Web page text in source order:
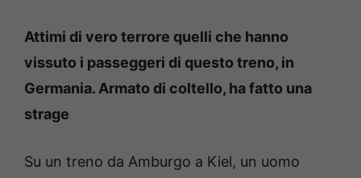
Attimi di vero terrore quelli che hanno
vissuto i passeggeri di questo treno, in
Germania. Armato di coltello, ha fatto una
strage
Su un treno da Amburgo a Kiel, un uomo